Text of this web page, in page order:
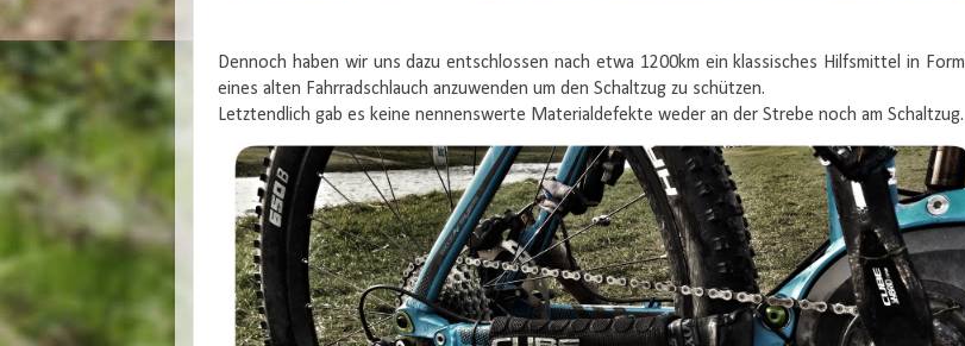
Dennoch haben wir uns dazu entschlossen nach etwa 1200km ein klassisches Hilfsmittel in Form
eines alten Fahrradschlauch anzuwenden um den Schaltzug zu schützen.
Letztendlich gab es keine nennenswerte Materialdefekte weder an der Strebe noch am Schaltzug.